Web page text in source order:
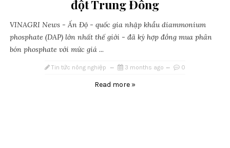
đột Trung Đông
VINAGRI News - Ấn Độ - quốc gia nhập khẩu diammonium
phosphate (DAP) lớn nhất thế giới - đã ký hợp đồng mua phân
bón phosphate với mức giá ...
Tin tức nông nghiệp 3 months ago 0
Read more »